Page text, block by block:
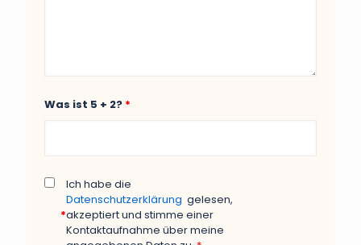
Was ist 5 + 2? *
*
Ich habe die
Datenschutzerklärung gelesen,
akzeptiert und stimme einer
Kontaktaufnahme über meine